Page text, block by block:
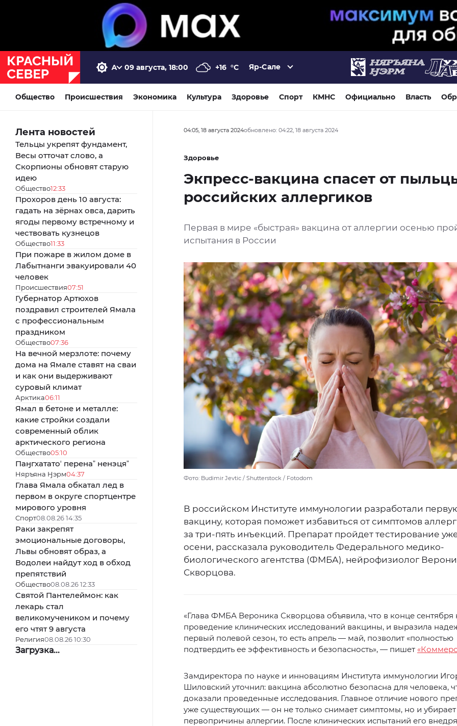
09 августа, 18:00 +16 °C Яр-Сале
Общество Происшествия Экономика Культура Здоровье Спорт КМНС Официально Власть
Лента новостей
Тельцы укрепят фундамент,
Весы отточат слово, а
Скорпионы обновят старую
идею
Общество12:33
Прохоров день 10 августа:
гадать на зёрнах овса, дарить
ягоды первому встречному и
чествовать кузнецов
Общество11:33
При пожаре в жилом доме в
Лабытнанги эвакуировали 40
человек
Происшествия07:51
Губернатор Артюхов
поздравил строителей Ямала
с профессиональным
праздником
Общество07:36
На вечной мерзлоте: почему
дома на Ямале ставят на сваи
и как они выдерживают
суровый климат
Арктика06:11
Ямал в бетоне и металле:
какие стройки создали
современный облик
арктического региона
Общество05:10
Паӈгхататоʼ перенаˮ ненэцяˮ
Няръяна Ӈэрм04:37
Глава Ямала обкатал лед в
первом в округе спортцентре
мирового уровня
Спорт08.08.26 14:35
Раки закрепят
эмоциональные договоры,
Львы обновят образ, а
Водолеи найдут ход в обход
препятствий
Общество08.08.26 12:33
Святой Пантелеймон: как
лекарь стал
великомучеником и почему
его чтят 9 августа
Религия08.08.26 10:30
Загрузка...
04:05, 18 августа 2024обновлено: 04:22, 18 августа 2024
Здоровье
Экпресс-вакцина спасет от
российских аллергиков
Первая в мире «быстрая» вакцина от аллергии осенью
испытания в России
Фото: Budimir Jevtic / Shutterstock / Fotodom
В российском Институте иммунологии разработали
вакцину, которая поможет избавиться от симптомов
за три-пять инъекций. Препарат пройдет тестирование
осени, рассказала руководитель Федерального медико-
биологического агентства (ФМБА), нейрофизиолог
Скворцова.
«Глава ФМБА Вероника Скворцова объявила, что в конце сентября
проведение клинических исследований вакцины, и выразила
первый полевой сезон, то есть апрель — май, позволит «полностью
подтвердить ее эффективность и безопасность», — пишет
Замдиректора по науке и инновациям Института иммунологии
Шиловский уточнил: вакцина абсолютно безопасна для человека,
доказали проведенные исследования. Главное отличие нового
уже существующих — он не только снимает симптомы, но и убирает
первопричины аллергии. После клинических испытаний его